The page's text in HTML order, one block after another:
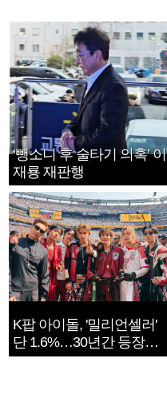
‘뺑소니 후 술타기 의혹’ 이
재룡 재판행
K팝 아이돌, '밀리언셀러'
단 1.6%…30년간 등장
1182개팀 전수조사